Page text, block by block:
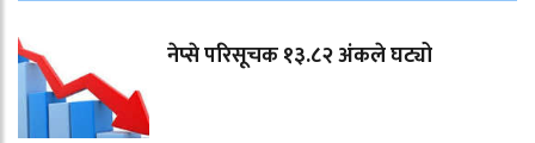
नेप्से परिसूचक १३.८२ अंकले घट्यो